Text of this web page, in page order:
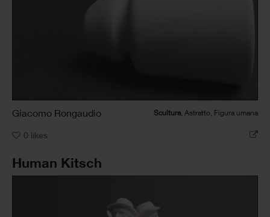
Giacomo Rongaudio Scultura , Astratto, Figura umana
0 likes
Human Kitsch